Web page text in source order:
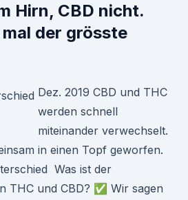
Hirn, CBD nicht.
der grösste
Dez. 2019 CBD und THC
werden schnell
miteinander verwechselt.
in einen Topf geworfen.
Was ist der
THC und CBD? ✅ Wir sagen